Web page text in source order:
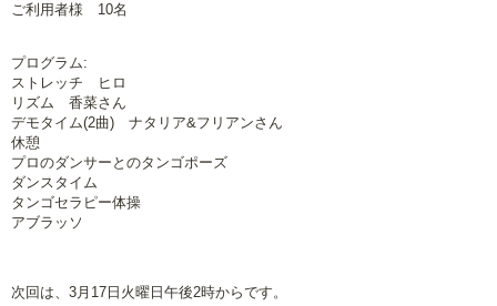
ご利用者様 10名
プログラム:
ストレッチ ヒロ
リズム 香菜さん
デモタイム(2曲) ナタリア&フリアンさん
休憩
プロのダンサーとのタンゴポーズ
ダンスタイム
タンゴセラピー体操
アブラッソ
次回は、3月17日火曜日午後2時からです。